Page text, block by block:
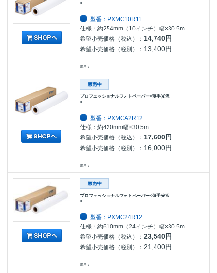
>
型番：PXMC10R11
仕様：約254mm（10インチ）幅×30.5m
希望小売価格（税込）： 14,740円
希望小売価格（税別）： 13,400円
備考：
プロフェッショナルフォトペーパー<薄手光沢
>
型番：PXMCA2R12
仕様：約420mm幅×30.5m
希望小売価格（税込）： 17,600円
希望小売価格（税別）： 16,000円
備考：
プロフェッショナルフォトペーパー<薄手光沢
>
型番：PXMC24R12
仕様：約610mm（24インチ）幅×30.5m
希望小売価格（税込）：23,540円
希望小売価格（税別）： 21,400円
備考：